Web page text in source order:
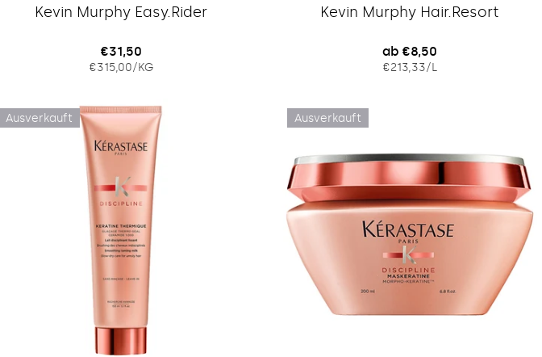
Typ:
Kevin Murphy Easy.Rider
Regulärer
Preis
€31,50
EINZELPREIS
€315,00/PRO
KG
Typ:
Kevin Murphy Hair.Resort
Regulärer
Preis
ab €8,50
EINZELPREIS
€213,33/PRO
L
Ausverkauft Ausverkauft